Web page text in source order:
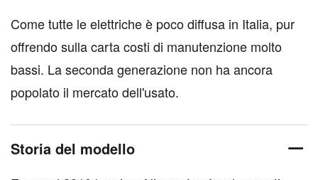
Come tutte le elettriche è poco diffusa in Italia, pur
offrendo sulla carta costi di manutenzione molto
bassi. La seconda generazione non ha ancora
popolato il mercato dell'usato.
Storia del modello